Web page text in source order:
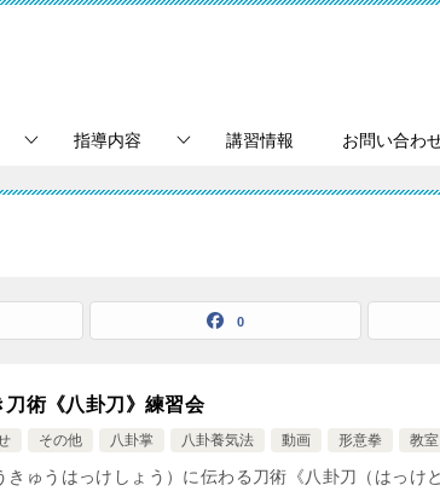
指導内容 講習情報 お問い合わ
0
術《八卦刀》練習会
その他 八卦掌 八卦養気法 動画 形意拳 教室
ゅうはっけしょう）に伝わる刀術《八卦刀（はっけ